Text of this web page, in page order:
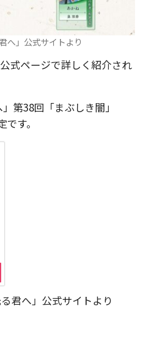
へ」公式サイトより
式ページで詳しく紹介され
第38回「まぶしき闇」
す。
君へ」公式サイトより